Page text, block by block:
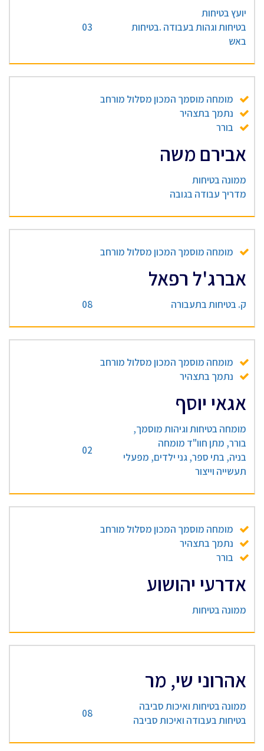
יועץ בטיחות
בטיחות וגהות בעבודה .בטיחות
באש
03
מומחה מוסמך המכון מסלול מורחב
נתמך בתצהיר
בורר
אבירם משה
ממונה בטיחות
מדריך עבודה בגובה
מומחה מוסמך המכון מסלול מורחב
אברג'ל רפאל
ק. בטיחות בתעבורה 08
מומחה מוסמך המכון מסלול מורחב
נתמך בתצהיר
אגאי יוסף
מומחה בטיחות וגיהות מוסמך,
בורר, מתן חוו"ד מומחה
בניה, בתי ספר, גני ילדים, מפעלי
תעשייה וייצור
02
מומחה מוסמך המכון מסלול מורחב
נתמך בתצהיר
בורר
אדרעי יהושוע
ממונה בטיחות
אהרוני שי, מר
ממונה בטיחות ואיכות סביבה
בטיחות בעבודה ואיכות סביבה
08